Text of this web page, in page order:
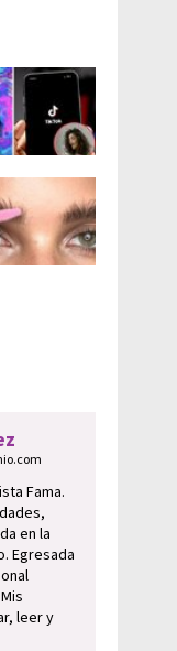
Fama.
en la
Egresada
leer y